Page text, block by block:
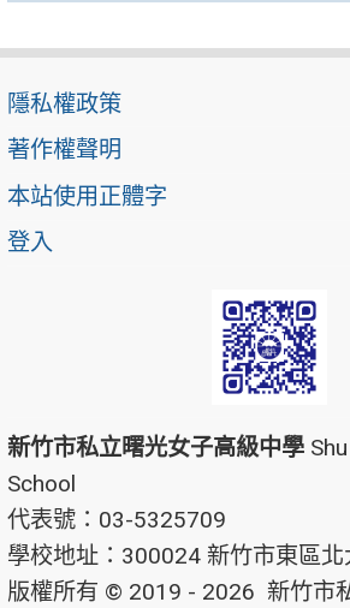
隱私權政策
著作權聲明
本站使用正體字
登入
新竹市私立曙光女子高級中學
School
代表號：03-5325709
學校地址：300024 新竹市東區
版權所有 © 2019 - 2026 新竹市